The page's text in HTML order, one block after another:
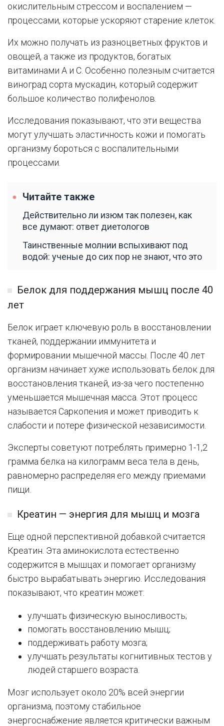
окислительным стрессом и воспалением —
процессами, которые ускоряют старение клеток.
Их можно получать из разноцветных фруктов и
овощей, а также из продуктов, богатых
витаминами A и C. Особенно полезным считается
виноград сорта мускадин, который содержит
большое количество полифенолов.
Исследования показывают, что эти вещества
могут улучшать эластичность кожи и помогать
организму бороться с воспалительными
процессами.
Читайте также
Действительно ли изюм так полезен, как
все думают: ответ диетологов
Таинственные молнии вспыхивают под
водой: ученые до сих пор не знают, что это
Белок для поддержания мышц после 40
лет
Белок играет ключевую роль в восстановлении
тканей, поддержании иммунитета и
формировании мышечной массы. После 40 лет
организм начинает хуже использовать белок для
восстановления тканей, из-за чего постепенно
уменьшается мышечная масса. Этот процесс
называется Саркопения и может приводить к
слабости и потере физической независимости.
Эксперты советуют потреблять примерно 1-1,2
грамма белка на килограмм веса тела в день,
равномерно распределяя его между приемами
пищи.
Креатин — энергия для мышц и мозга
Еще одной перспективной добавкой считается
Креатин. Эта аминокислота естественно
содержится в мышцах и помогает организму
быстро вырабатывать энергию. Исследования
показывают, что креатин может:
улучшать физическую выносливость;
помогать восстановлению мышц;
поддерживать работу мозга;
улучшать результаты когнитивных тестов у
людей старшего возраста.
Мозг использует около 20% всей энергии
организма, поэтому стабильное
энергоснабжение является критически важным